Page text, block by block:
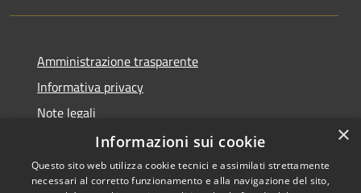
Amministrazione trasparente
Informativa privacy
Note legali
Dichiarazione di accessibilità
×
Informazioni sui cookie
Questo sito web utilizza cookie tecnici e assimilati strettamente
necessari al corretto funzionamento e alla navigazione del sito,